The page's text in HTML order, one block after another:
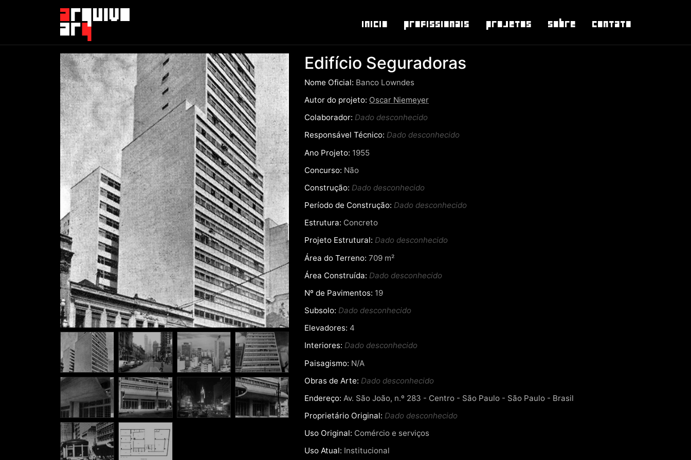
Inicio Profissionais Projetos Sobre Contato
Edifício Seguradoras
Nome Oficial: Banco Lowndes
Autor do projeto: Oscar Niemeyer
Colaborador: Dado desconhecido
Responsável Técnico: Dado desconhecido
Ano Projeto: 1955
Concurso: Não
Construção: Dado desconhecido
Período de Construção: Dado desconhecido
Estrutura: Concreto
Projeto Estrutural: Dado desconhecido
Área do Terreno: 709 m²
Área Construída: Dado desconhecido
Nº de Pavimentos: 19
Subsolo: Dado desconhecido
Elevadores: 4
Interiores: Dado desconhecido
Paisagismo: N/A
Obras de Arte: Dado desconhecido
Endereço: Av. São João, n.º 283 - Centro - São Paulo - São Paulo - Brasil
Proprietário Original: Dado desconhecido
Uso Original: Comércio e serviços
Uso Atual: Institucional